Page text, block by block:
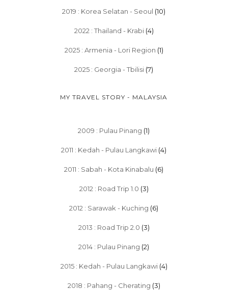
2019 : Korea Selatan - Seoul (10)
2022 : Thailand - Krabi (4)
2025 : Armenia - Lori Region (1)
2025 : Georgia - Tbilisi (7)
MY TRAVEL STORY - MALAYSIA
2009 : Pulau Pinang (1)
2011 : Kedah - Pulau Langkawi (4)
2011 : Sabah - Kota Kinabalu (6)
2012 : Road Trip 1.0 (3)
2012 : Sarawak - Kuching (6)
2013 : Road Trip 2.0 (3)
2014 : Pulau Pinang (2)
2015 : Kedah - Pulau Langkawi (4)
2018 : Pahang - Cherating (3)